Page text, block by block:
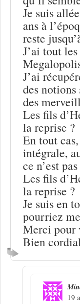
Je suis
ans à
reste
J’ai tout
J’ai
des
des
Les fils
la reprise ?
En tout
intégrale,
ce n’est
Les fils
la reprise ?
Je suis en
pourriez
Merci pour
Bien
19